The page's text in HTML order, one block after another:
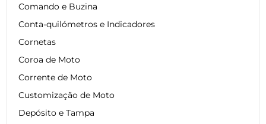
Comando e Buzina
Conta-quilómetros e Indicadores
Cornetas
Coroa de Moto
Corrente de Moto
Customização de Moto
Depósito e Tampa